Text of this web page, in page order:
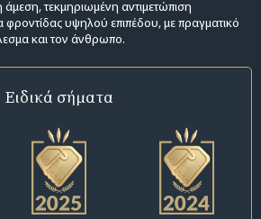
άμεση, τεκμηριωμένη αντιμετώπιση
φροντίδας υψηλού επιπέδου, με πραγματικό
και τον άνθρωπο.
Ειδικά σήματα